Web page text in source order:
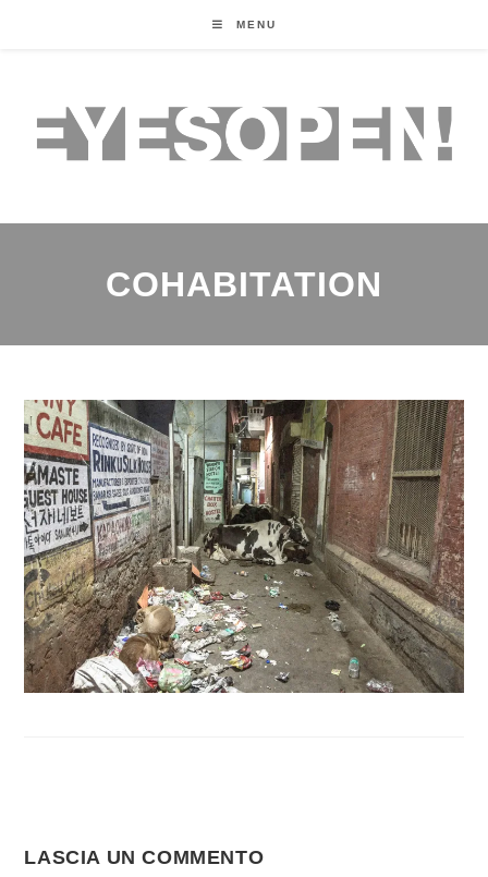
MENU
COHABITATION
LASCIA UN COMMENTO